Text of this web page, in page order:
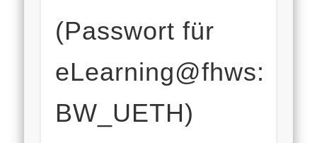
(Passwort für
eLearning@fhws:
BW_UETH)